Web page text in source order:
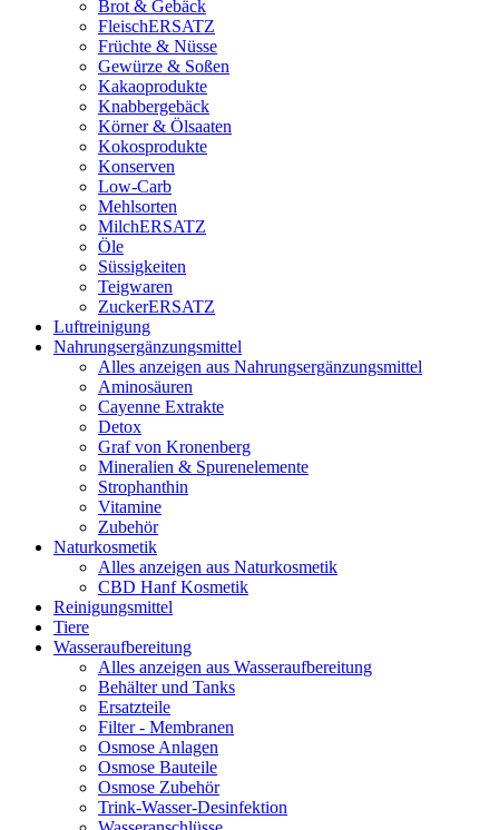
Brot & Gebäck
FleischERSATZ
Früchte & Nüsse
Gewürze & Soßen
Kakaoprodukte
Knabbergebäck
Körner & Ölsaaten
Kokosprodukte
Konserven
Low-Carb
Mehlsorten
MilchERSATZ
Öle
Süssigkeiten
Teigwaren
ZuckerERSATZ
Luftreinigung
Nahrungsergänzungsmittel
Alles anzeigen aus Nahrungsergänzungsmittel
Aminosäuren
Cayenne Extrakte
Detox
Graf von Kronenberg
Mineralien & Spurenelemente
Strophanthin
Vitamine
Zubehör
Naturkosmetik
Alles anzeigen aus Naturkosmetik
CBD Hanf Kosmetik
Reinigungsmittel
Tiere
Wasseraufbereitung
Alles anzeigen aus Wasseraufbereitung
Behälter und Tanks
Ersatzteile
Filter - Membranen
Osmose Anlagen
Osmose Bauteile
Osmose Zubehör
Trink-Wasser-Desinfektion